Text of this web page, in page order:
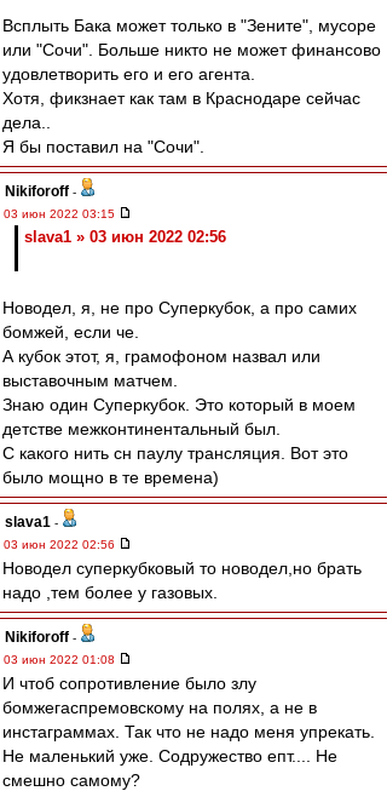
Всплыть Бака может только в "Зените", мусоре
или "Сочи". Больше никто не может финансово
удовлетворить его и его агента.
Хотя, фикзнает как там в Краснодаре сейчас
дела..
Я бы поставил на "Сочи".
Nikiforoff -
03 июн 2022 03:15
slava1 » 03 июн 2022 02:56
Новодел, я, не про Суперкубок, а про самих
бомжей, если че.
А кубок этот, я, грамофоном назвал или
выставочным матчем.
Знаю один Суперкубок. Это который в моем
детстве межконтинентальный был.
С какого нить сн паулу трансляция. Вот это
было мощно в те времена)
slava1 -
03 июн 2022 02:56
Новодел суперкубковый то новодел,но брать
надо ,тем более у газовых.
Nikiforoff -
03 июн 2022 01:08
И чтоб сопротивление было злу
бомжегаспремовскому на полях, а не в
инстаграммах. Так что не надо меня упрекать.
Не маленький уже. Содружество епт.... Не
смешно самому?